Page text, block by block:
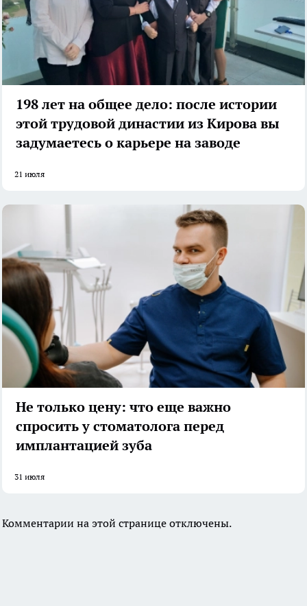
198 лет на общее дело: после истории
этой трудовой династии из Кирова вы
задумаетесь о карьере на заводе
21 июля
Не только цену: что еще важно
спросить у стоматолога перед
имплантацией зуба
31 июля
Комментарии на этой странице отключены.